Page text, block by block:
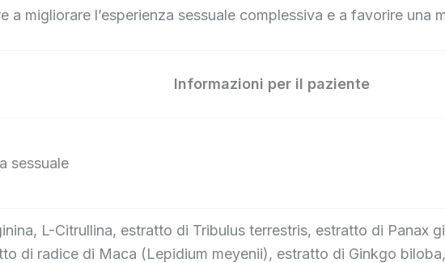
a migliorare l’esperienza sessuale complessiva e a favorire una
Informazioni per il paziente
sessuale
L-Citrullina, estratto di Tribulus terrestris, estratto di Panax
di radice di Maca (Lepidium meyenii), estratto di Ginkgo